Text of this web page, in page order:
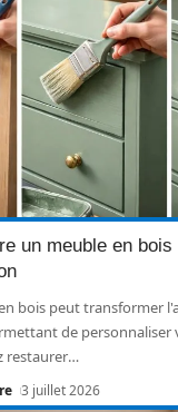
un meuble en
bois peut transformer
de personnaliser
restaurer…
3 juillet 2026